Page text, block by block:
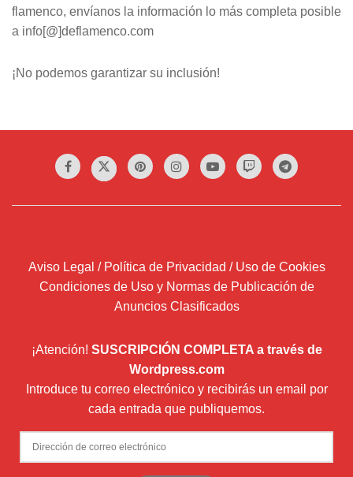
flamenco, envíanos la información lo más completa posible
a info[@]deflamenco.com
¡No podemos garantizar su inclusión!
Aviso Legal / Política de Privacidad / Uso de Cookies
Condiciones de Uso y Normas de Publicación de
Anuncios Clasificados
¡Atención! SUSCRIPCIÓN COMPLETA a través de
Wordpress.com
Introduce tu correo electrónico y recibirás un email por
cada entrada que publiquemos.
Dirección
de